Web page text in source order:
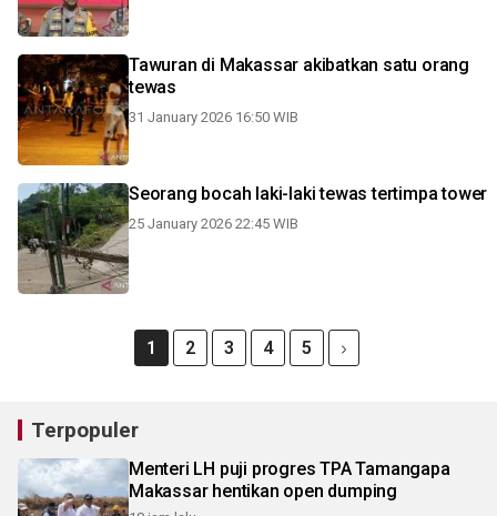
Tawuran di Makassar akibatkan satu orang
tewas
31 January 2026 16:50 WIB
Seorang bocah laki-laki tewas tertimpa tower
25 January 2026 22:45 WIB
1 2 3 4 5
Terpopuler
Menteri LH puji progres TPA Tamangapa
Makassar hentikan open dumping